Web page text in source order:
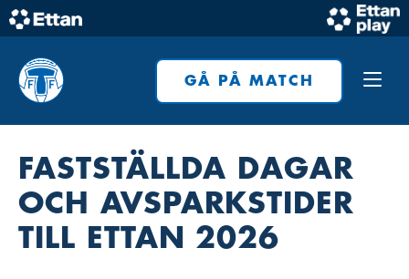
content
Home
GÅ PÅ MATCH
FASTSTÄLLDA DAGAR
OCH AVSPARKSTIDER
TILL ETTAN 2026